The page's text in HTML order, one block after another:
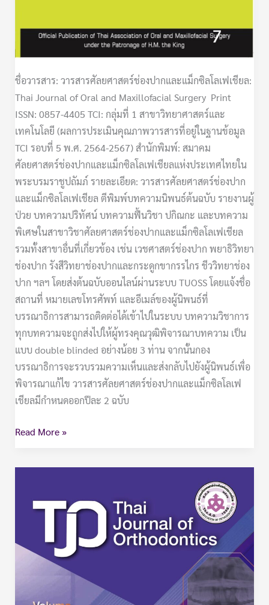
ชื่อวารสาร: วารสารศัลยศาสตร์ช่องปากและแม็กซิลโลเฟเชียล:
Thai Journal of Oral and Maxillofacial Surgery Print
ISSN: 0857-4405 TCI: กลุ่มที่ 1 สาขาวิทยาศาสตร์และ
เทคโนโลยี (ผลการประเมินคุณภาพวารสารที่อยู่ในฐานข้อมูล
TCI รอบที่ 5 พ.ศ. 2564-2567) สำนักพิมพ์: สมาคม
ศัลยศาสตร์ช่องปากและแม็กซิลโลเฟเชียลแห่งประเทศไทยใน
พระบรมราชูปถัมภ์ รายละเอียด: วารสารศัลยศาสตร์ช่องปาก
และแม็กซิลโลเฟเชียล ตีพิมพ์บทความนิพนธ์ต้นฉบับ รายงานผู้
ป่วย บทความปริทัศน์ บทความฟื้นวิชา ปกิณกะ และบทความ
พิเศษในสาขาวิชาศัลยศาสตร์ช่องปากและแม็กซิลโลเฟเชียล
รวมทั้งสาขาอื่นที่เกี่ยวข้อง เช่น เวชศาสตร์ช่องปาก พยาธิวิทยา
ช่องปาก รังสีวิทยาช่องปากและกระดูกขากรรไกร ชีววิทยาช่อง
ปาก ฯลฯ โดยส่งต้นฉบับออนไลน์ผ่านระบบ TUOSS โดยแจ้งชื่อ
สถานที่ หมายเลขโทรศัพท์ และอีเมล์ของผู้นิพนธ์ที่
บรรณาธิการสามารถติดต่อได้เข้าไปในระบบ บทความวิชาการ
ทุกบทความจะถูกส่งไปให้ผู้ทรงคุณวุฒิพิจารณาบทความ เป็น
แบบ double blinded อย่างน้อย 3 ท่าน จากนั้นกอง
บรรณาธิการจะรวบรวมความเห็นและส่งกลับไปยังผู้นิพนธ์เพื่อ
พิจารณาแก้ไข วารสารศัลยศาสตร์ช่องปากและแม็กซิลโลเฟ
เชียลมีกำหนดออกปีละ 2 ฉบับ
Read More »
กรรม
ฟัน